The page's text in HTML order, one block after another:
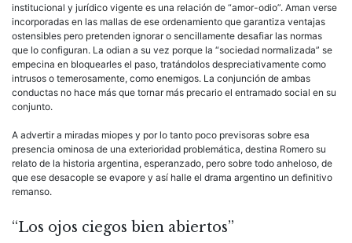
institucional y jurídico vigente es una relación de “amor-odio”. Aman verse
incorporadas en las mallas de ese ordenamiento que garantiza ventajas
ostensibles pero pretenden ignorar o sencillamente desafiar las normas
que lo configuran. La odian a su vez porque la “sociedad normalizada” se
empecina en bloquearles el paso, tratándolos despreciativamente como
intrusos o temerosamente, como enemigos. La conjunción de ambas
conductas no hace más que tornar más precario el entramado social en su
conjunto.
A advertir a miradas miopes y por lo tanto poco previsoras sobre esa
presencia ominosa de una exterioridad problemática, destina Romero su
relato de la historia argentina, esperanzado, pero sobre todo anheloso, de
que ese desacople se evapore y así halle el drama argentino un definitivo
remanso.
“Los ojos ciegos bien abiertos”